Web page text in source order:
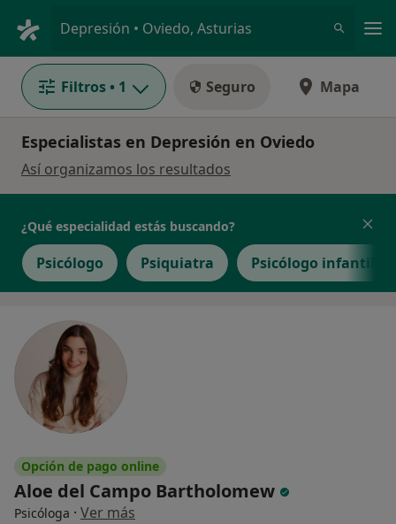
Depresión • Oviedo, Asturias
Filtros • 1 Seguro Mapa
Especialistas en Depresión en Oviedo
Así organizamos los resultados
¿Qué especialidad estás buscando?
Psicólogo Psiquiatra Psicólogo infantil
Opción de pago online
Aloe del Campo Bartholomew
Psicóloga · Ver más